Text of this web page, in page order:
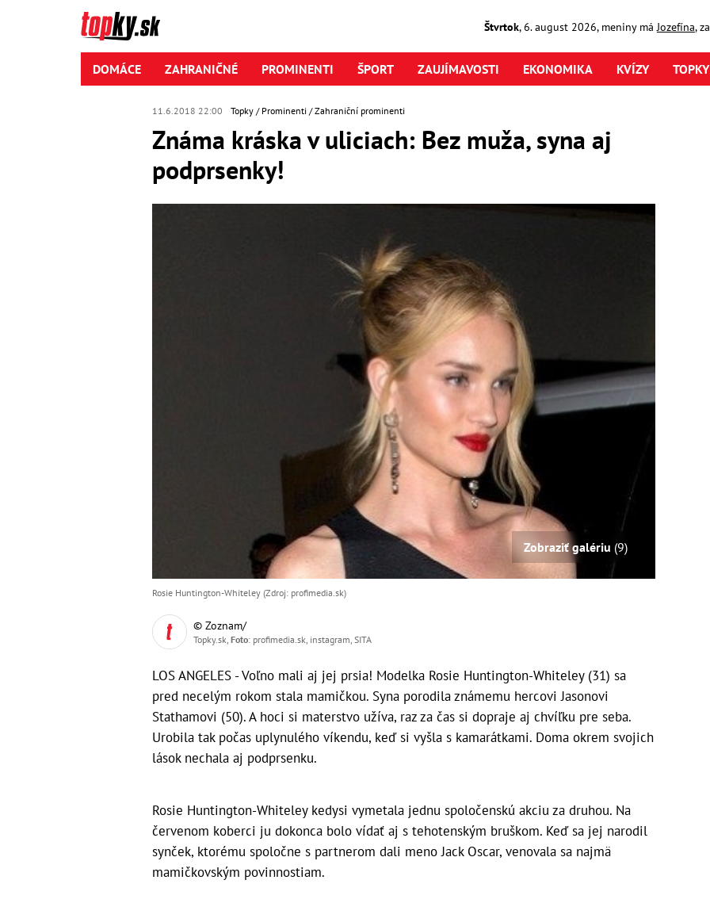
Štvrtok,6. august2026, meniny má Jozefína,
DOMÁCE ZAHRANIČNÉ PROMINENTI ŠPORT ZAUJÍMAVOSTI EKONOMIKA KVÍZY
11.6.2018 22:00 Topky Prominenti Zahraniční prominenti
Známa kráska v uliciach: Bez muža, syna aj
podprsenky!
Zobraziť galériu (9)
Rosie Huntington-Whiteley (Zdroj: profimedia.sk)
© Zoznam/
Topky.sk, Foto: profimedia.sk, instagram, SITA
LOS ANGELES - Voľno mali aj jej prsia! Modelka Rosie Huntington-Whiteley (31) sa
pred necelým rokom stala mamičkou. Syna porodila známemu hercovi Jasonovi
Stathamovi (50). A hoci si materstvo užíva, raz za čas si dopraje aj chvíľku pre seba.
Urobila tak počas uplynulého víkendu, keď si vyšla s kamarátkami. Doma okrem svojich
lások nechala aj podprsenku.
Rosie Huntington-Whiteley kedysi vymetala jednu spoločenskú akciu za druhou. Na
červenom koberci ju dokonca bolo vídať aj s tehotenským bruškom. Keď sa jej narodil
synček, ktorému spoločne s partnerom dali meno Jack Oscar, venovala sa najmä
mamičkovským povinnostiam.